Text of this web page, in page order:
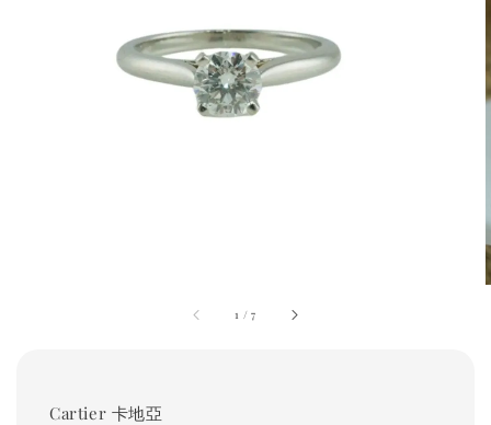
1 /7
Cartier 卡地亞